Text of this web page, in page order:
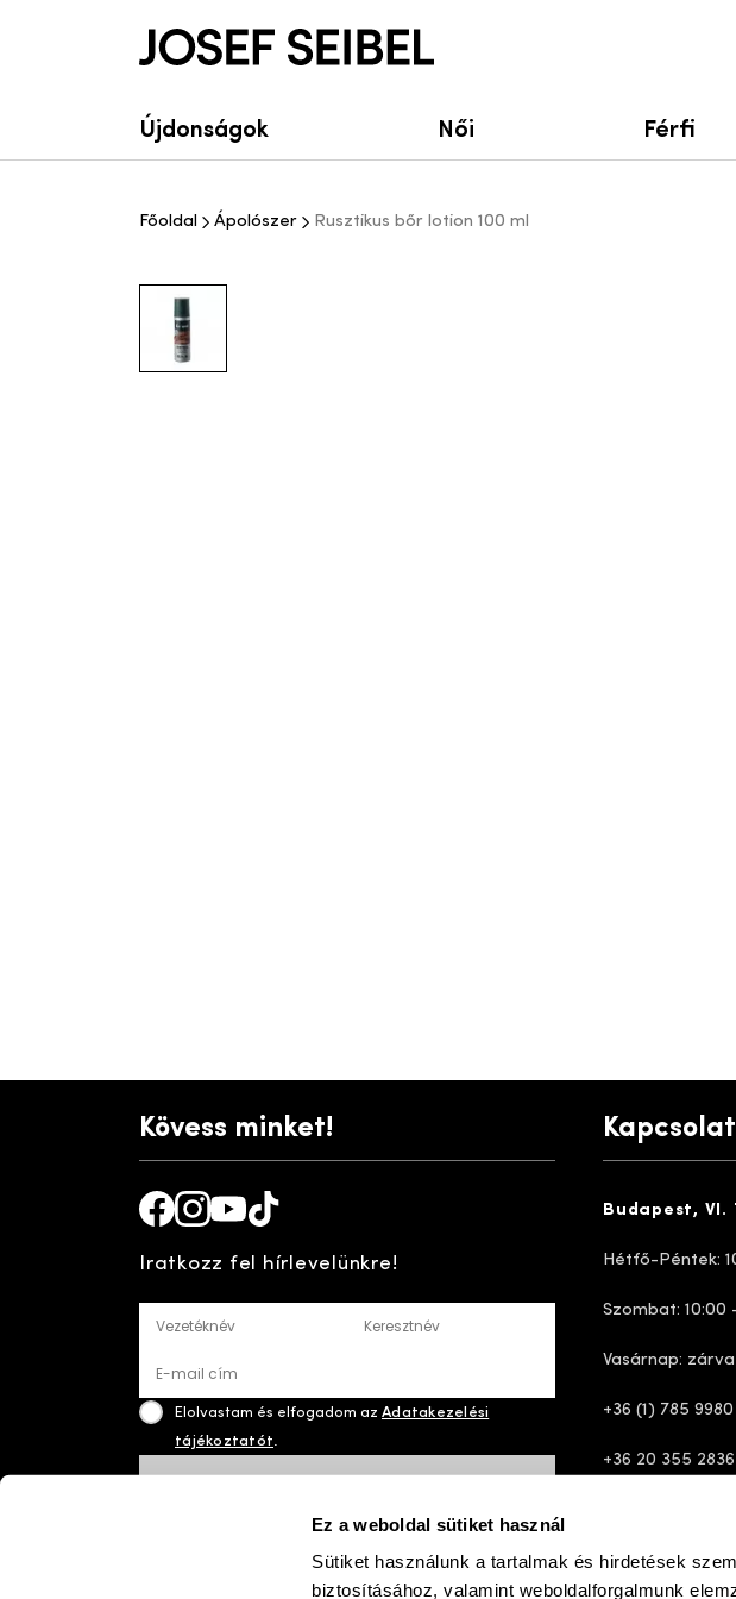
Ez a weboldal sütiket használ
Sütiket használunk a tartalmak és hirdetések
biztosításához, valamint weboldalforgalmunk
Josef Seibel Webshop
Újdonságok Női Férfi
Főoldal Ápolószer Rusztikus bőr lotion 100 ml
Kövess minket!
Iratkozz fel hírlevelünkre!
Vezetéknév Keresztnév
E-mail cím
Elolvastam és elfogadom az Adatakezelési
tájékoztatót.
Kapcsolat
Budapest, VI.
Hétfő-Péntek:
Szombat: 10:00
Vasárnap: zárva
+36 (1) 785 9980
+36 20 355 2836